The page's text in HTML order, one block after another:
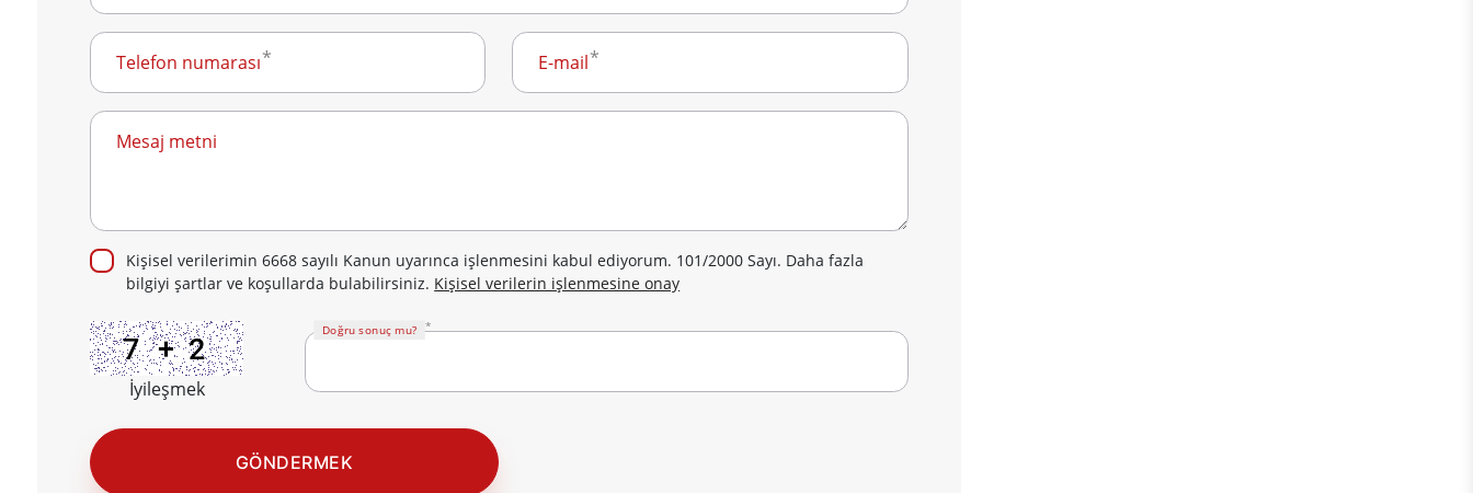
Telefon numarası E-mail
Mesaj metni
Kişisel verilerimin 6668 sayılı Kanun uyarınca işlenmesini kabul ediyorum. 101/2000 Sayı. Daha fazla
bilgiyi şartlar ve koşullarda bulabilirsiniz. Kişisel verilerin işlenmesine onay
İyileşmek
Doğru sonuç mu?